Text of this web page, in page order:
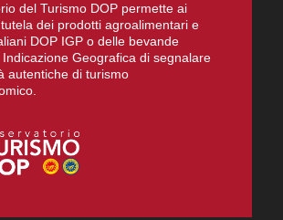
del Turismo DOP permette ai
dei prodotti agroalimentari e
DOP IGP o delle bevande
Geografica di segnalare
autentiche di turismo